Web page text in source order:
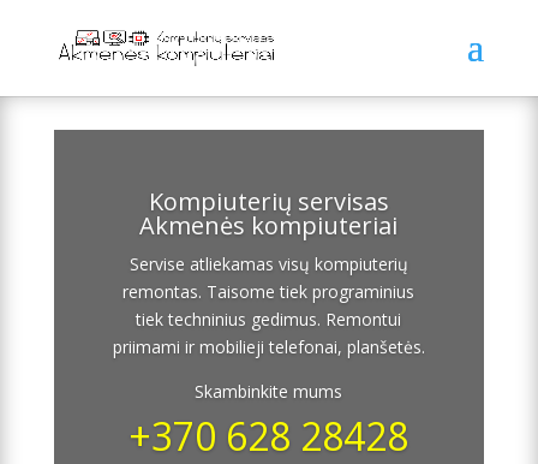
Kompiuterių servisas
Akmenės kompiuteriai
Servise atliekamas visų kompiuterių
remontas. Taisome tiek programinius
tiek techninius gedimus. Remontui
priimami ir mobilieji telefonai, planšetės.
Skambinkite mums
+370 628 28428